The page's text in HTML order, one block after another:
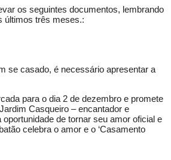
os seguintes documentos, lembrando
últimos três meses.:
se casado, é necessário apresentar a
para o dia 2 de dezembro e promete
Casqueiro – encantador e
de tornar seu amor oficial e
celebra o amor e o ‘Casamento